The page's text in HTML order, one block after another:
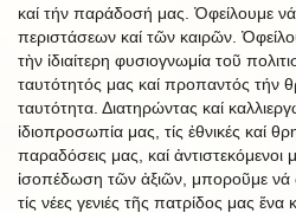
καί τήν παράδοσή μας. Ὀφείλουμε
περιστάσεων καί τῶν καιρῶν.
τὴν ἰδιαίτερη φυσιογνωμία τοῦ
ταυτότητός μας καί προπαντός τήν
ταυτότητα. Διατηρώντας καί
ἰδιοπροσωπία μας, τίς ἐθνικές καί
παραδόσεις μας, καί ἀντιστεκόμενοι
ἰσοπέδωση τῶν ἀξιῶν, μποροῦμε νά
τίς νέες γενιές τῆς πατρίδος μας ἕνα